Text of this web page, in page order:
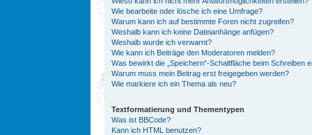
Wie bearbeite oder lösche ich eine Umfrage?
Warum kann ich auf bestimmte Foren nicht zugreifen?
Weshalb kann ich keine Dateianhänge anfügen?
Weshalb wurde ich verwarnt?
Wie kann ich Beiträge den Moderatoren melden?
Was bewirkt die „Speichern“-Schaltfläche beim Schreiben
Warum muss mein Beitrag erst freigegeben werden?
Wie markiere ich ein Thema als neu?
Textformatierung und Thementypen
Was ist BBCode?
Kann ich HTML benutzen?